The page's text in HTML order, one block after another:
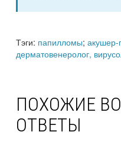
Тэги: папилломы; акушер-
дерматовенеролог,
ПОХОЖИЕ
ОТВЕТЫ